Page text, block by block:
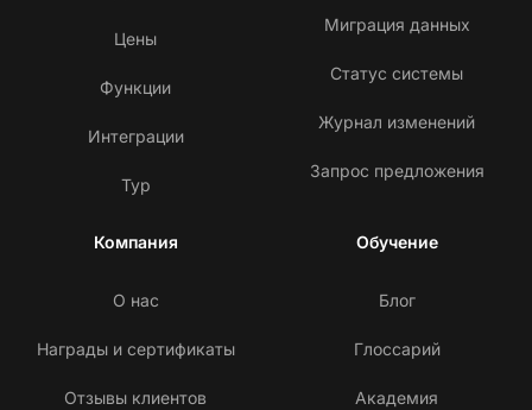
Цены
Функции
Интеграции
Тур
Миграция данных
Статус системы
Журнал изменений
Запрос предложения
Компания
О нас
Награды и сертификаты
Отзывы клиентов
Обучение
Блог
Глоссарий
Академия